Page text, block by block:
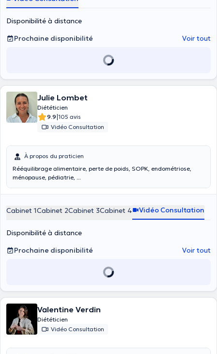
Disponibilité à distance
Prochaine disponibilité
Voir tout
Julie Lombet
Diététicien
9.9|105 avis
Vidéo Consultation
À propos du praticien
Rééquilibrage alimentaire, perte de poids, SOPK, endométriose,
ménopause, pédiatrie, ...
Cabinet 1Cabinet 2Cabinet 3Cabinet 4 Vidéo Consultation
Disponibilité à distance
Prochaine disponibilité
Voir tout
Valentine Verdin
Diététicien
Vidéo Consultation